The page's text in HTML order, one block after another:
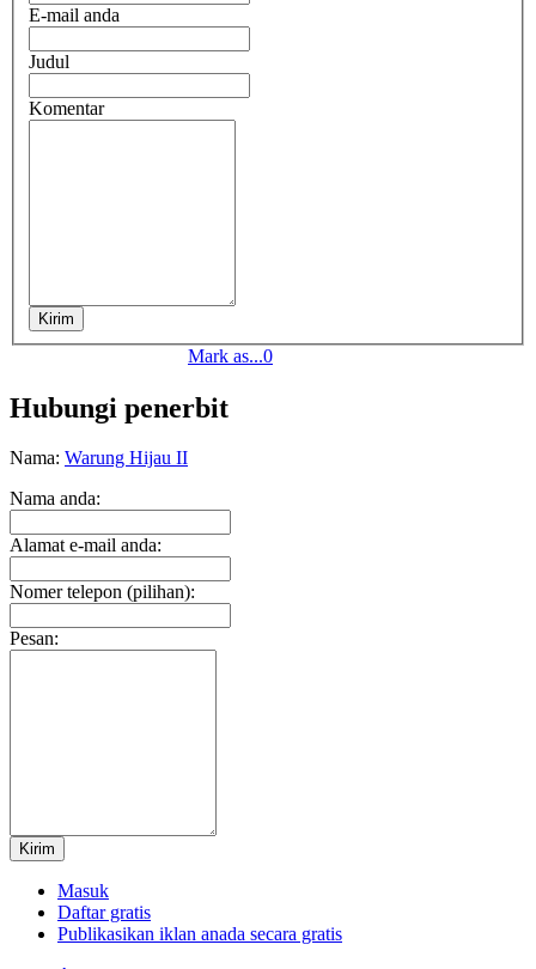
E-mail anda
Judul
Komentar
Kirim
Mark as...0
Hubungi penerbit
Nama: Warung Hijau II
Nama anda:
Alamat e-mail anda:
Nomer telepon (pilihan):
Pesan:
Kirim
Masuk
Daftar gratis
Publikasikan iklan anada secara gratis